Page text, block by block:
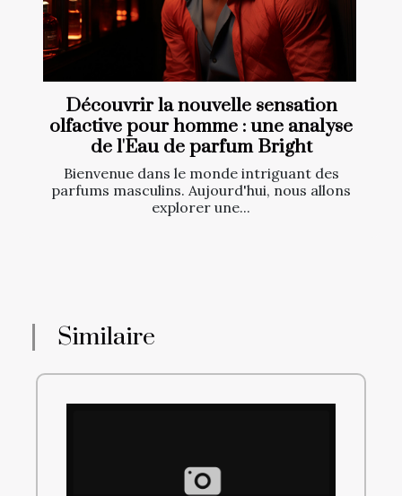
Découvrir la nouvelle sensation
olfactive pour homme : une analyse
de l'Eau de parfum Bright
Bienvenue dans le monde intriguant des
parfums masculins. Aujourd'hui, nous allons
explorer une...
Similaire